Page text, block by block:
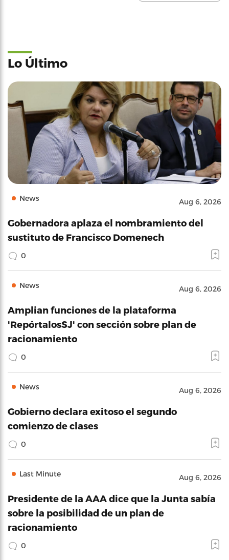
Lo Último
News Aug 6, 2026
Gobernadora aplaza el nombramiento del
sustituto de Francisco Domenech
0
News Aug 6, 2026
Amplian funciones de la plataforma
'RepórtalosSJ' con sección sobre plan de
racionamiento
0
News Aug 6, 2026
Gobierno declara exitoso el segundo
comienzo de clases
0
Last Minute Aug 6, 2026
Presidente de la AAA dice que la Junta sabía
sobre la posibilidad de un plan de
racionamiento
0